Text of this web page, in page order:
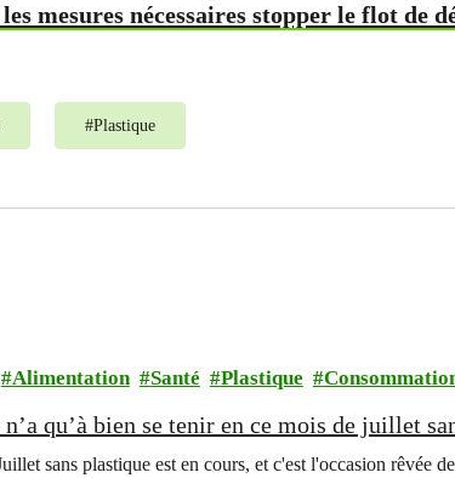
mesures nécessaires stopper le flot de
#Plastique
Alimentation Santé Plastique
qu’à bien se tenir en ce mois de juillet
sans plastique est en cours, et c'est l'occasion rêvée